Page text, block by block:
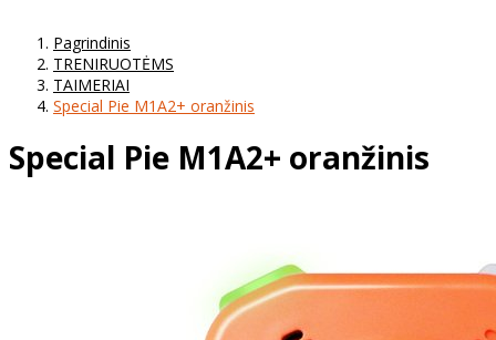
Pagrindinis
TRENIRUOTĖMS
TAIMERIAI
Special Pie M1A2+ oranžinis
Special Pie M1A2+ oranžinis